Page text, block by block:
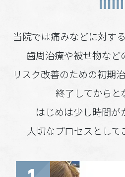
当院では痛みなどに対す
歯周治療や被せ物など
リスク改善のための初
終了してからと
はじめは少し時間が
大切なプロセスとして